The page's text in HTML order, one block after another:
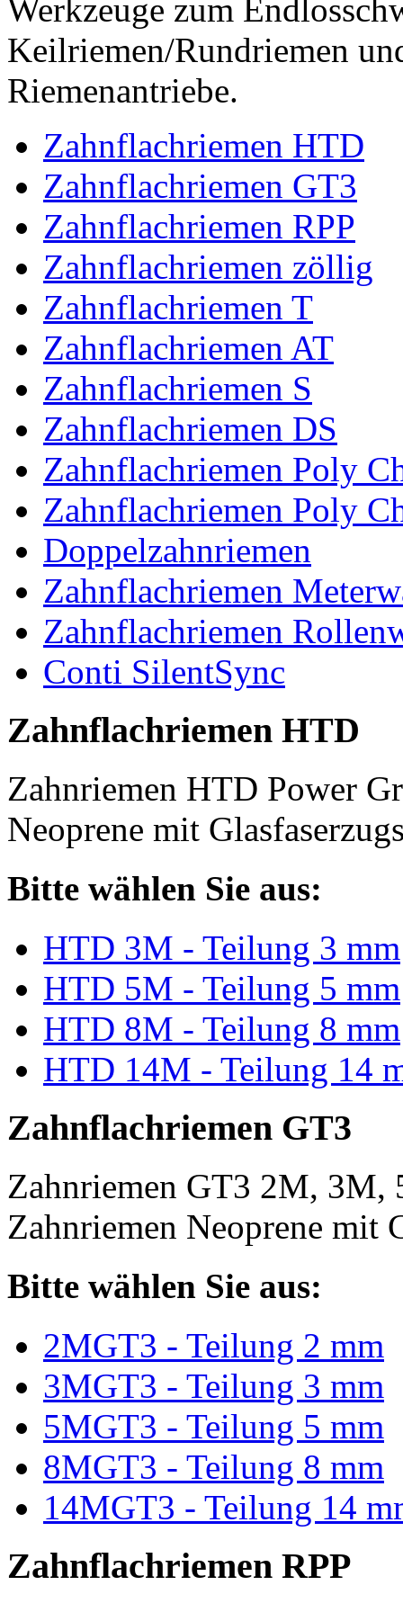
Werkzeuge zum
Keilriemen/Rundriemen
Riemenantriebe.
Zahnflachriemen HTD
Zahnflachriemen GT3
Zahnflachriemen RPP
Zahnflachriemen zöllig
Zahnflachriemen T
Zahnflachriemen AT
Zahnflachriemen S
Zahnflachriemen DS
Zahnflachriemen Poly
Zahnflachriemen Poly
Doppelzahnriemen
Zahnflachriemen
Zahnflachriemen
Conti SilentSync
Zahnflachriemen HTD
Zahnriemen HTD Power
Neoprene mit
Bitte wählen Sie aus:
HTD 3M - Teilung 3 mm
HTD 5M - Teilung 5 mm
HTD 8M - Teilung 8 mm
HTD 14M - Teilung 14
Zahnflachriemen GT3
Zahnriemen GT3 2M, 3M,
Zahnriemen Neoprene mit
Bitte wählen Sie aus:
2MGT3 - Teilung 2 mm
3MGT3 - Teilung 3 mm
5MGT3 - Teilung 5 mm
8MGT3 - Teilung 8 mm
14MGT3 - Teilung 14
Zahnflachriemen RPP